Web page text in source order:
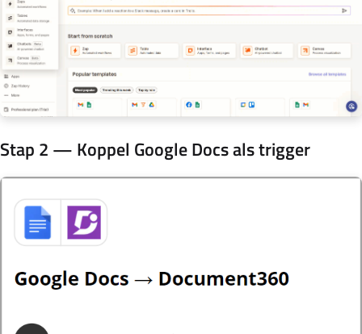
Stap 2 — Koppel Google Docs als trigger